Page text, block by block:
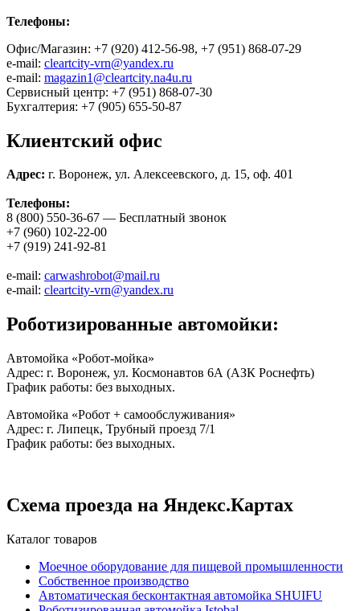
Телефоны:
Офис/Магазин: +7 (920) 412-56-98, +7 (951) 868-07-29
e-mail: cleartcity-vrn@yandex.ru
e-mail: magazin1@cleartcity.na4u.ru
Сервисный центр: +7 (951) 868-07-30
Бухгалтерия: +7 (905) 655-50-87
Клиентский офис
Адрес: г. Воронеж, ул. Алексеевского, д. 15, оф. 401
Телефоны:
8 (800) 550-36-67 — Бесплатный звонок
+7 (960) 102-22-00
+7 (919) 241-92-81
e-mail: carwashrobot@mail.ru
e-mail: cleartcity-vrn@yandex.ru
Роботизированные автомойки:
Автомойка «Робот-мойка»
Адрес: г. Воронеж, ул. Космонавтов 6А (АЗК Роснефть)
График работы: без выходных.
Автомойка «Робот + самообслуживания»
Адрес: г. Липецк, Трубный проезд 7/1
График работы: без выходных.
Схема проезда на Яндекс.Картах
Каталог товаров
Моечное оборудование для пищевой промышленности
Собственное производство
Автоматическая бесконтактная автомойка SHUIFU